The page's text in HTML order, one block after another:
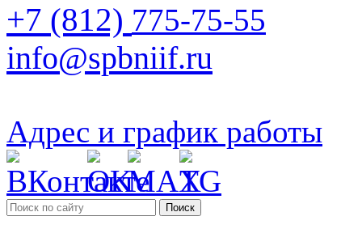
+7 (812) 775-75-55
info@spbniif.ru
Адрес и график работы
Поиск